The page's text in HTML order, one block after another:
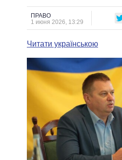
МЭРЫ
ВСЕ ПЕРСОНЫ
СРАВНЕНИЕ
ПРАВО
1 июня 2026, 13:29
Читати українською